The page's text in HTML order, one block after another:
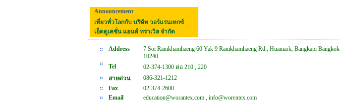
Announcement
เที่ยวทั่วโลกกับ บริษัท วอร์แรนเทกซ์
เอ็ดดูเคชั่น แอนด์ ทราเวิล จำกัด
Address
7 Soi Ramkhamhaeng 60 Yak 9 Ramkhamhaeng Rd., Huamark, Bangkapi Bangkok
10240
Tel
02-374-1300 ต่อ 210 , 220
สายด่วน
086-321-1212
Fax
02-374-2600
Email
education@worantex.com , info@worentex.com